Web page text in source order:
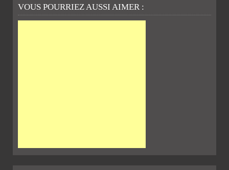
VOUS POURRIEZ AUSSI AIMER :